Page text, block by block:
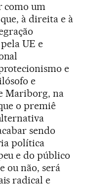
como um
à direita e à
UE e
e
e
Mariborg, na
o premiê
sendo
política
e do público
ou não, será
radical e